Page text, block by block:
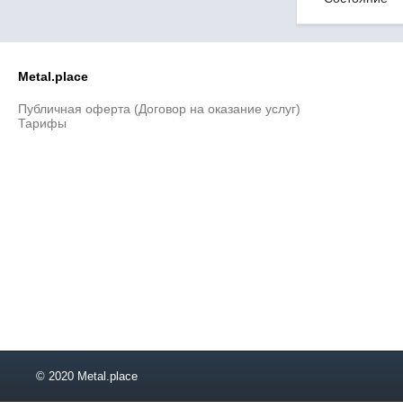
4,8
5,5
9,5
Metal.place
Публичная оферта (Договор на оказание услуг)
Тарифы
© 2020 Metal.place